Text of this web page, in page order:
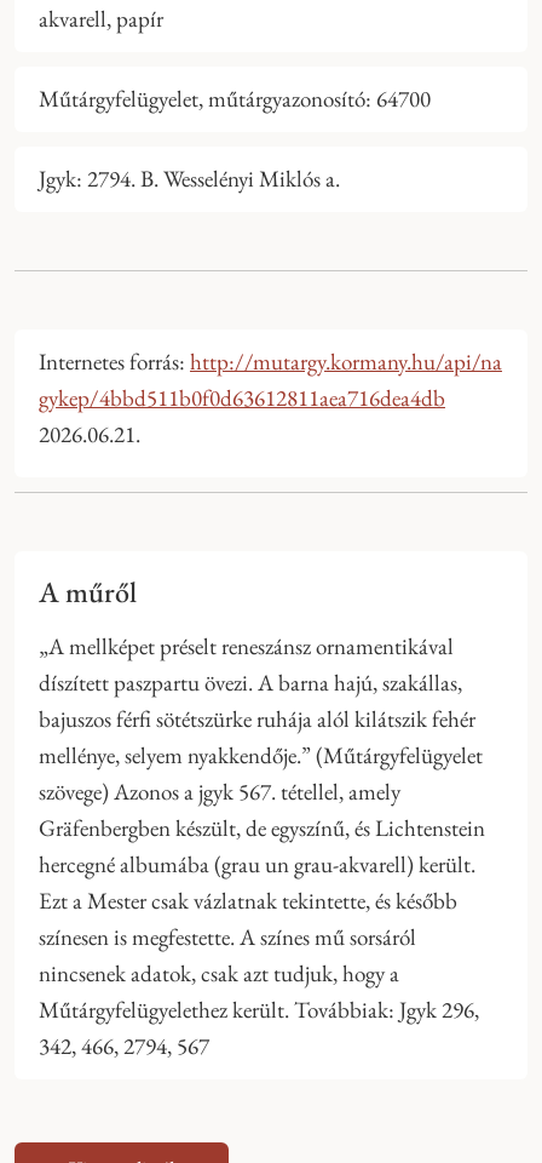
akvarell, papír
Műtárgyfelügyelet, műtárgyazonosító: 64700
Jgyk: 2794. B. Wesselényi Miklós a.
Internetes forrás: http://mutargy.kormany.hu/api/na
gykep/4bbd511b0f0d63612811aea716dea4db
2026.06.21.
A műről
„A mellképet préselt reneszánsz ornamentikával
díszített paszpartu övezi. A barna hajú, szakállas,
bajuszos férfi sötétszürke ruhája alól kilátszik fehér
mellénye, selyem nyakkendője.” (Műtárgyfelügyelet
szövege) Azonos a jgyk 567. tétellel, amely
Gräfenbergben készült, de egyszínű, és Lichtenstein
hercegné albumába (grau un grau-akvarell) került.
Ezt a Mester csak vázlatnak tekintette, és később
színesen is megfestette. A színes mű sorsáról
nincsenek adatok, csak azt tudjuk, hogy a
Műtárgyfelügyelethez került. Továbbiak: Jgyk 296,
342, 466, 2794, 567